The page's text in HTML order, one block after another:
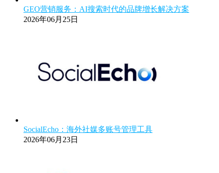
GEO营销服务：AI搜索时代的品牌增长解决方案
2026年06月25日
SocialEcho：海外社媒多账号管理工具
2026年06月23日